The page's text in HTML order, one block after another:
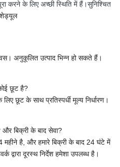
करने के लिए अच्छी स्थिति में हैं।सुनिश्चित
शेड्यूल
अनुकूलित उत्पाद भिन्न हो सकते हैं।
छूट है?
लिए छूट के साथ प्रतिस्पर्धी मूल्य निर्धारण।
और बिक्री के बाद सेवा?
महीने है, और हमारे बिक्री के बाद 24 घंटे में
द्वारा दूरस्थ निर्देश हमेशा उपलब्ध है।